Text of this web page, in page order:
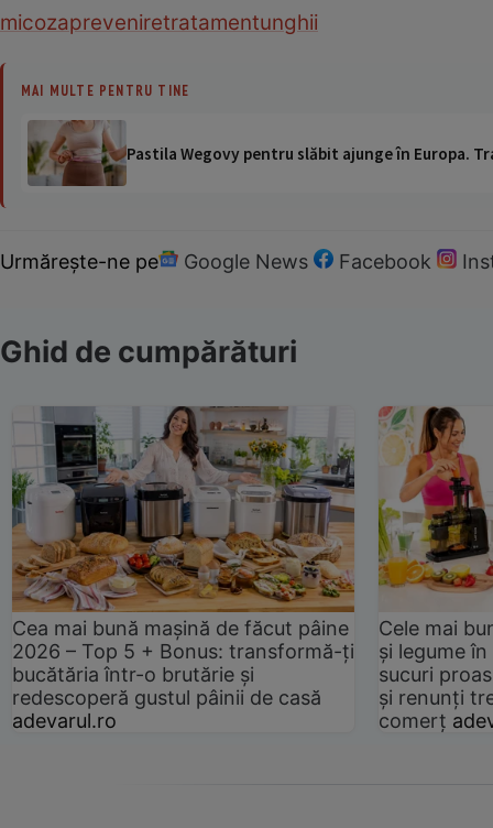
micozapreveniretratamentunghii
MAI MULTE PENTRU TINE
Pastila Wegovy pentru slăbit ajunge în Europa.
Urmărește-ne pe Google News Facebook
Ghid de cumpărături
Cea mai bună mașină de făcut pâine
2026 – Top 5 + Bonus: transformă-ți
bucătăria într-o brutărie și
redescoperă gustul pâinii de casă
adevarul.ro
Cele mai
și legume
sucuri
și renunți
comerț